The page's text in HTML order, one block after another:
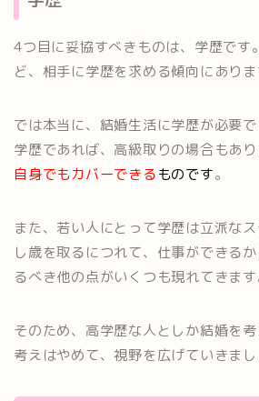
4つ目に妥協すべきものは、学歴です
ど、相手に学歴を求める傾向にありま
では本当に、結婚生活に学歴が必要
学歴であれば、高級取りの場合もあ
自身でもカバーできるものです。
また、若い人にとって学歴は立派な
し歳を取るにつれて、仕事ができる
るべき他の点がいくつも現れてきます
そのため、高学歴な人としか結婚を
考えはやめて、視野を広げていきまし